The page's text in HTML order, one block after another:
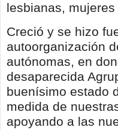
lesbianas,
Creció y se hizo
autoorganización
autónomas, en
desaparecida
buenísimo estado
medida de
apoyando a las